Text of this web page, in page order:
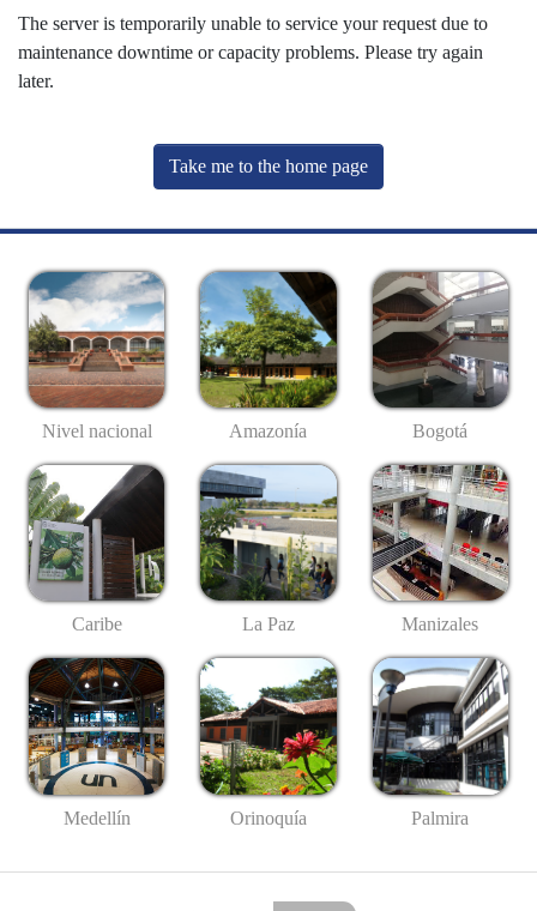
The server is temporarily unable to service your request due to
maintenance downtime or capacity problems. Please try again
later.
Take me to the home page
Nivel nacional Amazonía Bogotá
Caribe La Paz Manizales
Medellín Orinoquía Palmira